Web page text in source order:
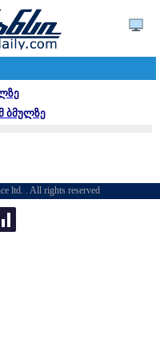
ბმულზე
ltd. . All rights reserved